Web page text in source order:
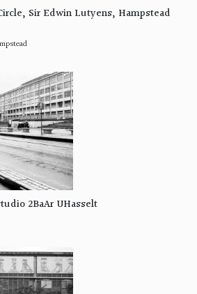
Sir Edwin Lutyens, Hampstead
2BaAr UHasselt